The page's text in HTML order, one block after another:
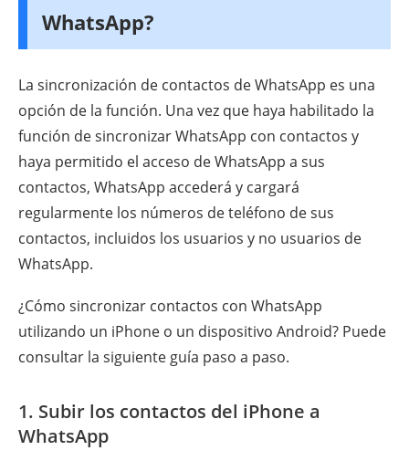
WhatsApp?
La sincronización de contactos de WhatsApp es una
opción de la función. Una vez que haya habilitado la
función de sincronizar WhatsApp con contactos y
haya permitido el acceso de WhatsApp a sus
contactos, WhatsApp accederá y cargará
regularmente los números de teléfono de sus
contactos, incluidos los usuarios y no usuarios de
WhatsApp.
¿Cómo sincronizar contactos con WhatsApp
utilizando un iPhone o un dispositivo Android? Puede
consultar la siguiente guía paso a paso.
1. Subir los contactos del iPhone a
WhatsApp